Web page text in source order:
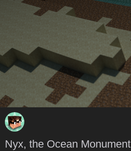
Nyx, the Ocean Monument